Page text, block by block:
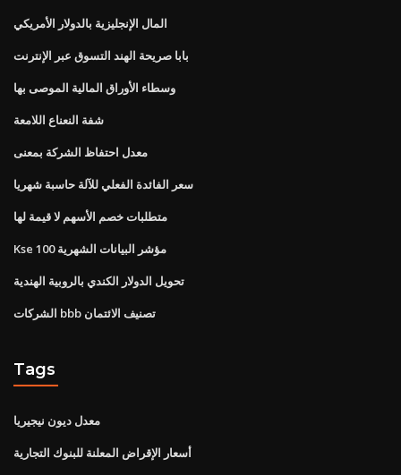
المال الإنجليزية بالدولار الأمريكي
بابا صريحة الهند التسوق عبر الإنترنت
وسطاء الأوراق المالية الموصى بها
شفة النعناع اللامعة
معدل احتفاظ الشركة بمعنى
سعر الفائدة الفعلي للآلة حاسبة شهريا
متطلبات خصم الأسهم لا قيمة لها
Kse 100 مؤشر البيانات الشهرية
تحويل الدولار الكندي بالروبية الهندية
الشركات bbb تصنيف الائتمان
Tags
معدل ديون نيجيريا
أسعار الإقراض المعلنة للبنوك التجارية